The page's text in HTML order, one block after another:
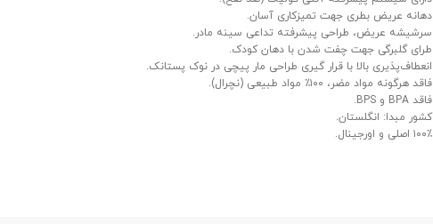
دهانه عریض بطری جهت تمیزکاری آسان.
سرشیشه عریض، طراحی پیشرفته تداعی سینه مادر.
طرای گلبرگی جهت چفت شدن با دهان کودک.
انعطاف‌پذیری بالا با قرار گیری طراحی مار پیچی در نوک پستانک.
فاقد هرگونه مواد مضر، ۱۰۰٪ مواد طبیعی (نچرال).
فاقد BPA و BPS.
کشور مبدا: انگلستان.
۱۰۰٪ اصلی و اورجینال.